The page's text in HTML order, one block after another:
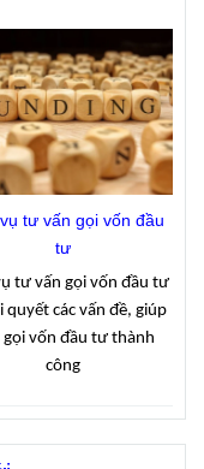
báo doanh thu phát
cơ quan thuế đúng
Đây là quy định
cơ quan thuế xác
hình kinh doanh
theo quy định hiện
tư vấn gọi vốn đầu
tư
tư vấn gọi vốn đầu tư
quyết các vấn đề, giúp
gọi vốn đầu tư thành
công